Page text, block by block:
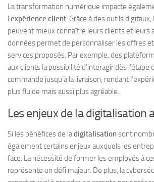
La transformation numérique impacte
l’expérience client. Grâce à des outils
peuvent mieux connaître leurs clients et leurs
données permet de personnaliser les offres
services proposés. Par exemple, des
aux clients la possibilité d’interagir dès l’étape
commande jusqu’à la livraison, rendant
plus fluide mais aussi plus agréable.
Les enjeux de la digitalisation
Si les bénéfices de ladigitalisationsont
également certains enjeux auxquels les
face. La nécessité de former les employés à
représente un défi majeur. De plus, la